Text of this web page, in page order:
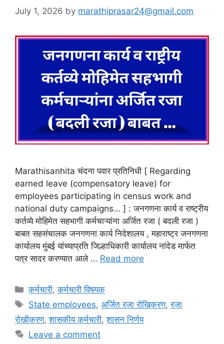
July 1, 2026 by marathiprasar24@gmail.com
Marathisanhita चंदना पवार प्रतिनिधी [ Regarding
earned leave (compensatory leave) for
employees participating in census work and
national duty campaigns… ] : जनगणना कार्य व राष्ट्रीय
कर्तव्ये मोहिमेत सहभागी कर्मचाऱ्यांना अर्जित रजा ( बदली रजा )
बाबत सहसंचालक जनगणना कार्य निदेशालय , महाराष्ट्र जनगणना
कार्यालय मुंबई यांच्याप्रति जिल्हाधिकारी कार्यालय नांदेड मार्फत
पत्र सादर करण्यात आले … Read more
Categories
कर्मचारी,कर्मचारी विषयक
Tags
State employees,अर्जित रजा रोखिकरण,रजा
रोखीकरण,शासकीय कर्मचारी,शासन निर्णय
Leave a comment